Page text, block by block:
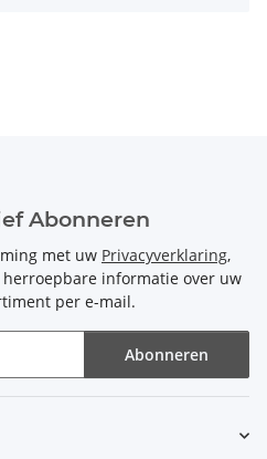
Abonneren
met uw Privacyverklaring,
informatie over uw
per e-mail.
Abonneren